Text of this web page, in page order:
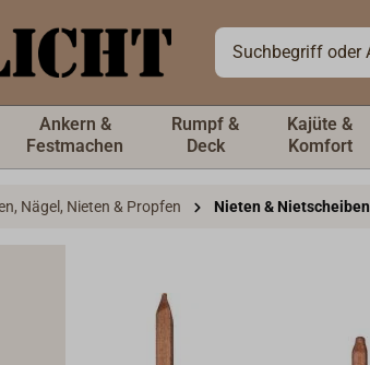
Ankern &
Festmachen
Rumpf &
Deck
Kajüte &
Komfort
Nägel, Nieten & Propfen Nieten & Nietscheiben